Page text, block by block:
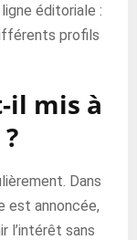
éditoriale :
profils
il mis à
Dans
est annoncée,
l’intérêt sans